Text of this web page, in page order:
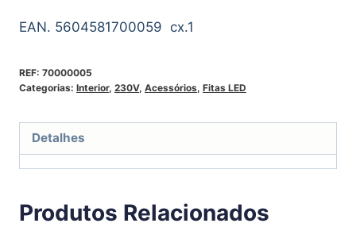
EAN. 5604581700059 cx.1
REF: 70000005
Categorias: Interior, 230V, Acessórios, Fitas LED
Detalhes
Produtos Relacionados